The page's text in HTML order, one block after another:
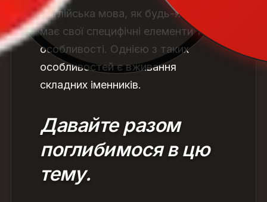
Англійська мова, як будь-яка інша,
має свої специфічні елементи та
особливості. Однією з таких
особливостей є вживання
складних іменників.
Давайте разом
поглибимося в цю
тему.